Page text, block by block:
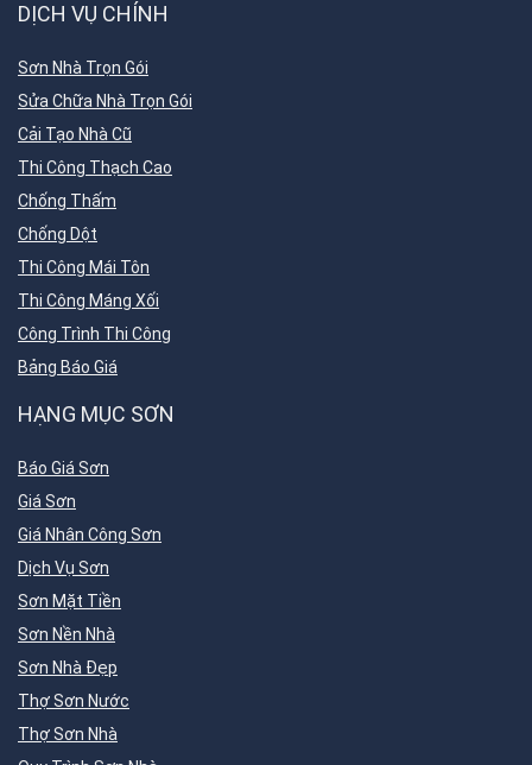
DỊCH VỤ CHÍNH
Sơn Nhà Trọn Gói
Sửa Chữa Nhà Trọn Gói
Cải Tạo Nhà Cũ
Thi Công Thạch Cao
Chống Thấm
Chống Dột
Thi Công Mái Tôn
Thi Công Máng Xối
Công Trình Thi Công
Bảng Báo Giá
HẠNG MỤC SƠN
Báo Giá Sơn
Giá Sơn
Giá Nhân Công Sơn
Dịch Vụ Sơn
Sơn Mặt Tiền
Sơn Nền Nhà
Sơn Nhà Đẹp
Thợ Sơn Nước
Thợ Sơn Nhà